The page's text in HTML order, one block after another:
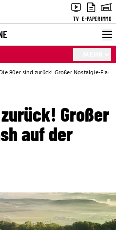
TV E-PAPERIMMO
Die 80er sind zurück! Großer Nostalgie-
Großer
auf der